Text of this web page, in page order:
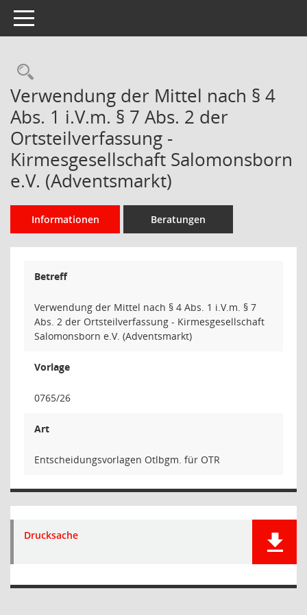
Toggle navigation
Rechercheauswahl
Verwendung der Mittel nach § 4
Abs. 1 i.V.m. § 7 Abs. 2 der
Ortsteilverfassung -
Kirmesgesellschaft Salomonsborn
e.V. (Adventsmarkt)
Informationen Beratungen
Betreff
Verwendung der Mittel nach § 4 Abs. 1 i.V.m. § 7
Abs. 2 der Ortsteilverfassung - Kirmesgesellschaft
Salomonsborn e.V. (Adventsmarkt)
Vorlage
0765/26
Art
Entscheidungsvorlagen Otlbgm. für OTR
Drucksache